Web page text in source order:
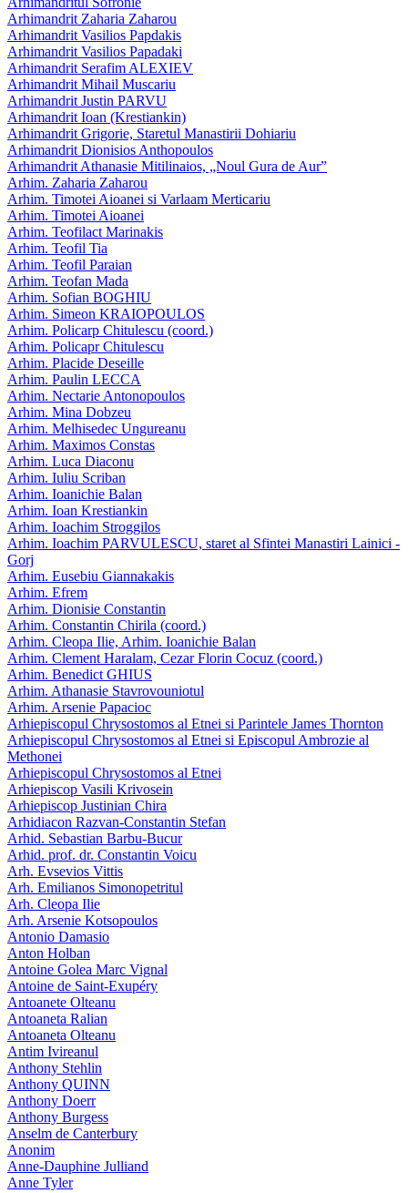
Arhimandrit Zaharia Zaharou
Arhimandrit Vasilios Papdakis
Arhimandrit Vasilios Papadaki
Arhimandrit Serafim ALEXIEV
Arhimandrit Mihail Muscariu
Arhimandrit Justin PARVU
Arhimandrit Ioan (Krestiankin)
Arhimandrit Grigorie, Staretul Manastirii Dohiariu
Arhimandrit Dionisios Anthopoulos
Arhimandrit Athanasie Mitilinaios, „Noul Gura de Aur”
Arhim. Zaharia Zaharou
Arhim. Timotei Aioanei si Varlaam Merticariu
Arhim. Timotei Aioanei
Arhim. Teofilact Marinakis
Arhim. Teofil Tia
Arhim. Teofil Paraian
Arhim. Teofan Mada
Arhim. Sofian BOGHIU
Arhim. Simeon KRAIOPOULOS
Arhim. Policarp Chitulescu (coord.)
Arhim. Policapr Chitulescu
Arhim. Placide Deseille
Arhim. Paulin LECCA
Arhim. Nectarie Antonopoulos
Arhim. Mina Dobzeu
Arhim. Melhisedec Ungureanu
Arhim. Maximos Constas
Arhim. Luca Diaconu
Arhim. Iuliu Scriban
Arhim. Ioanichie Balan
Arhim. Ioan Krestiankin
Arhim. Ioachim Stroggilos
Arhim. Ioachim PARVULESCU, staret al Sfintei Manastiri Lainici -
Gorj
Arhim. Eusebiu Giannakakis
Arhim. Efrem
Arhim. Dionisie Constantin
Arhim. Constantin Chirila (coord.)
Arhim. Cleopa Ilie, Arhim. Ioanichie Balan
Arhim. Clement Haralam, Cezar Florin Cocuz (coord.)
Arhim. Benedict GHIUS
Arhim. Athanasie Stavrovouniotul
Arhim. Arsenie Papacioc
Arhiepiscopul Chrysostomos al Etnei si Parintele James Thornton
Arhiepiscopul Chrysostomos al Etnei si Episcopul Ambrozie al
Methonei
Arhiepiscopul Chrysostomos al Etnei
Arhiepiscop Vasili Krivosein
Arhiepiscop Justinian Chira
Arhidiacon Razvan-Constantin Stefan
Arhid. Sebastian Barbu-Bucur
Arhid. prof. dr. Constantin Voicu
Arh. Evsevios Vittis
Arh. Emilianos Simonopetritul
Arh. Cleopa Ilie
Arh. Arsenie Kotsopoulos
Antonio Damasio
Anton Holban
Antoine Golea Marc Vignal
Antoine de Saint-Exupéry
Antoanete Olteanu
Antoaneta Ralian
Antoaneta Olteanu
Antim Ivireanul
Anthony Stehlin
Anthony QUINN
Anthony Doerr
Anthony Burgess
Anselm de Canterbury
Anonim
Anne-Dauphine Julliand
Anne Tyler